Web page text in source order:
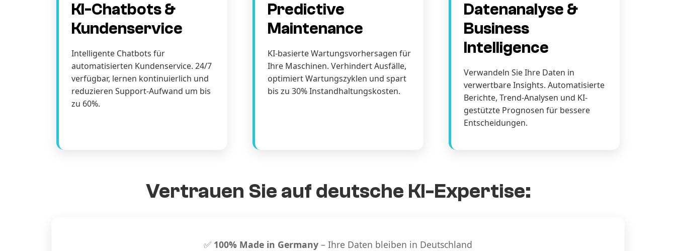
KI-Chatbots &
Kundenservice
Intelligente Chatbots für
automatisierten Kundenservice. 24/7
verfügbar, lernen kontinuierlich und
reduzieren Support-Aufwand um bis
zu 60%.
Predictive
Maintenance
KI-basierte Wartungsvorhersagen für
Ihre Maschinen. Verhindert Ausfälle,
optimiert Wartungszyklen und spart
bis zu 30% Instandhaltungskosten.
Datenanalyse &
Business
Intelligence
Verwandeln Sie Ihre Daten in
verwertbare Insights. Automatisierte
Berichte, Trend-Analysen und KI-
gestützte Prognosen für bessere
Entscheidungen.
Vertrauen Sie auf deutsche KI-Expertise:
✅ 100% Made in Germany – Ihre Daten bleiben in Deutschland